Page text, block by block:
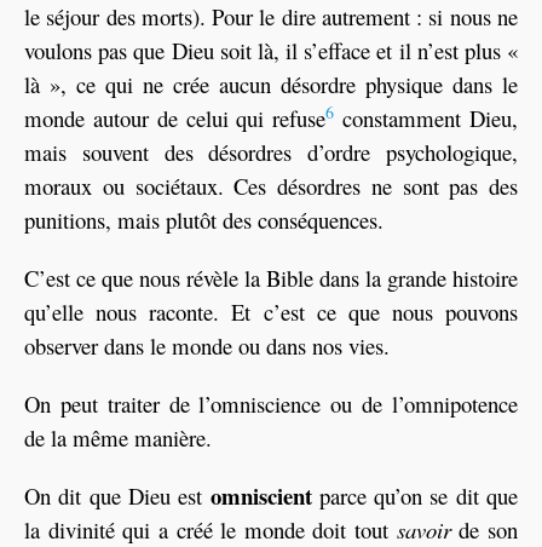
le séjour des morts). Pour le dire autrement : si nous ne
voulons pas que Dieu soit là, il s’efface et il n’est plus «
là », ce qui ne crée aucun désordre physique dans le
monde autour de celui qui refuse6 constamment Dieu,
mais souvent des désordres d’ordre psychologique,
moraux ou sociétaux. Ces désordres ne sont pas des
punitions, mais plutôt des conséquences.
C’est ce que nous révèle la Bible dans la grande histoire
qu’elle nous raconte. Et c’est ce que nous pouvons
observer dans le monde ou dans nos vies.
On peut traiter de l’omniscience ou de l’omnipotence
de la même manière.
On dit que Dieu est omniscientparce qu’on se dit que
la divinité qui a créé le monde doit tout savoirde son